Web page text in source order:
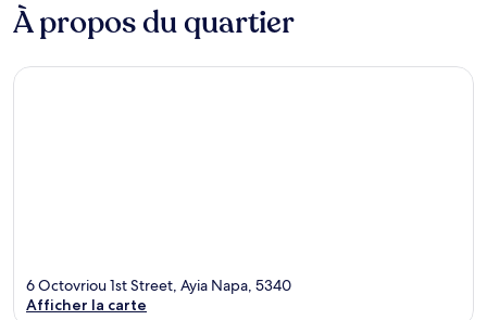
À propos du quartier
6 Octovriou 1st Street, Ayia Napa, 5340
Afficher la carte